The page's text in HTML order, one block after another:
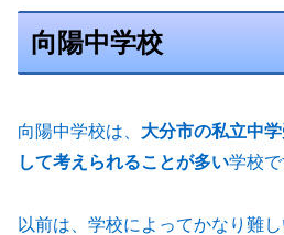
向陽中学校
向陽中学校は、 大分市の私立中
して考えられることが多い学校で
以前は、学校によってかなり難